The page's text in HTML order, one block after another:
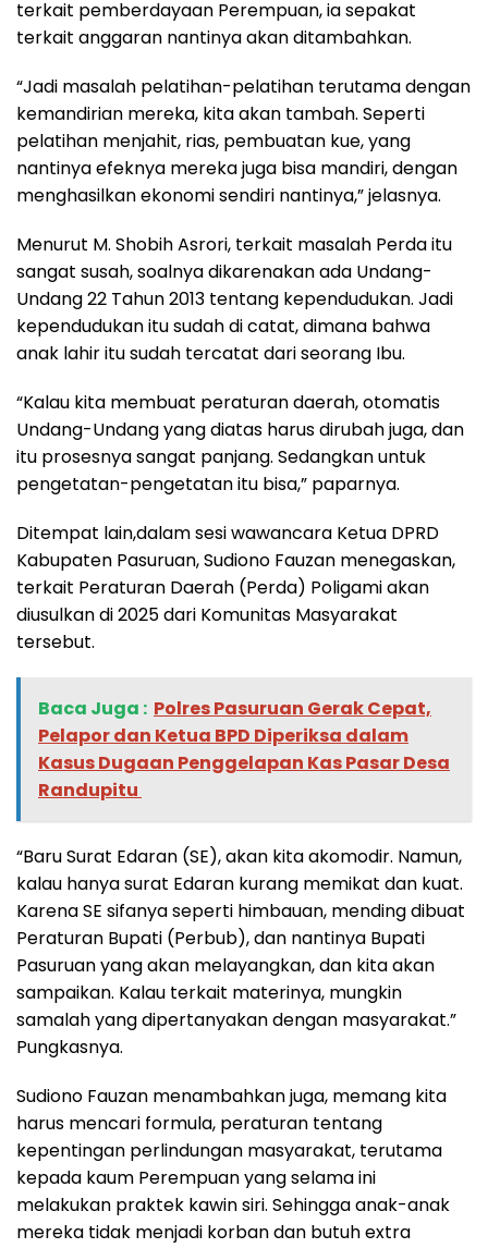
terkait pemberdayaan Perempuan, ia sepakat
terkait anggaran nantinya akan ditambahkan.
“Jadi masalah pelatihan-pelatihan terutama dengan
kemandirian mereka, kita akan tambah. Seperti
pelatihan menjahit, rias, pembuatan kue, yang
nantinya efeknya mereka juga bisa mandiri, dengan
menghasilkan ekonomi sendiri nantinya,” jelasnya.
Menurut M. Shobih Asrori, terkait masalah Perda itu
sangat susah, soalnya dikarenakan ada Undang-
Undang 22 Tahun 2013 tentang kependudukan. Jadi
kependudukan itu sudah di catat, dimana bahwa
anak lahir itu sudah tercatat dari seorang Ibu.
“Kalau kita membuat peraturan daerah, otomatis
Undang-Undang yang diatas harus dirubah juga, dan
itu prosesnya sangat panjang. Sedangkan untuk
pengetatan-pengetatan itu bisa,” paparnya.
Ditempat lain,dalam sesi wawancara Ketua DPRD
Kabupaten Pasuruan, Sudiono Fauzan menegaskan,
terkait Peraturan Daerah (Perda) Poligami akan
diusulkan di 2025 dari Komunitas Masyarakat
tersebut.
Baca Juga : ‎Polres Pasuruan Gerak Cepat,
Pelapor dan Ketua BPD Diperiksa dalam
Kasus Dugaan Penggelapan Kas Pasar Desa
Randupitu ‎
“Baru Surat Edaran (SE), akan kita akomodir. Namun,
kalau hanya surat Edaran kurang memikat dan kuat.
Karena SE sifanya seperti himbauan, mending dibuat
Peraturan Bupati (Perbub), dan nantinya Bupati
Pasuruan yang akan melayangkan, dan kita akan
sampaikan. Kalau terkait materinya, mungkin
samalah yang dipertanyakan dengan masyarakat.”
Pungkasnya.
Sudiono Fauzan menambahkan juga, memang kita
harus mencari formula, peraturan tentang
kepentingan perlindungan masyarakat, terutama
kepada kaum Perempuan yang selama ini
melakukan praktek kawin siri. Sehingga anak-anak
mereka tidak menjadi korban dan butuh extra